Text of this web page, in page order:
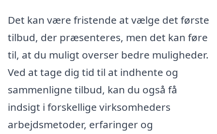
Det kan være fristende at vælge det første
tilbud, der præsenteres, men det kan føre
til, at du muligt overser bedre muligheder.
Ved at tage dig tid til at indhente og
sammenligne tilbud, kan du også få
indsigt i forskellige virksomheders
arbejdsmetoder, erfaringer og